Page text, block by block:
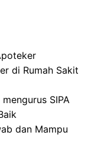
di Rumah Sakit
SIPA
dan Mampu